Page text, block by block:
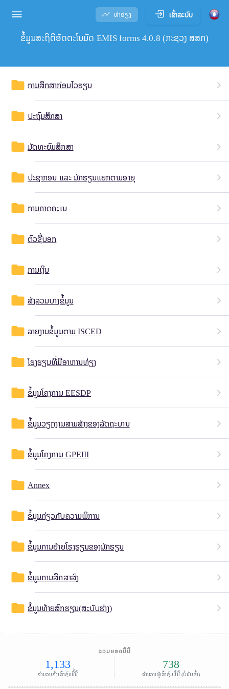
ຂໍ້ມູນສະຖິຕິອັດຕະໂນມັດ EMIS forms 4.0.8 (ກະຊວງ ສສກ)
ທ່າອ່ຽງ ເຂົ້າລະບົບ
folder ການສຶກສາກ່ອນໄວຮຽນ
folder ປະຖົມສຶກສາ
folder ມັດທະຍົມສຶກສາ
folder ປະຊາກອນ ແລະ ນັກຮຽນແຍກຕາມອາຍຸ
folder ການຄາດຄະເນ
folder ຕົວຊີ້ບອກ
folder ການເງິນ
folder ສັງລວມບາງຂໍ້ມູນ
folder ລາຍງານຂໍ້ມູນຕາມ ISCED
folder ໂຮງຮຽນທີ່ມີອາຫານທ່ຽງ
folder ຂໍ້ມູນໂຄງການ EESDP
folder ຂໍ້ມູນວຽກງານສາມສ້າງຂອງລັດຖະບານ
folder ຂໍ້ມູນໂຄງການ GPEIII
folder Annex
folder ຂໍ້ມູນກ່ຽວກັບຄວາມພິການ
folder ຂໍ້ມູນການຍ້າຍໂຮງຮຽນຂອງນັກຮຽນ
folder ຂໍ້ມູນການສຶກສາສົງ
folder ຂໍໍ້ມູນທ້າຍສົກຮຽນ(ສະບັບຮ່າງ)
ລວມຍອດມື້ນີ້
1,133
ຈຳນວນຄັ້ງເຂົ້າຊົມມື້້ນີ້
738
ຈຳນວນຜູ້ເຂົ້າຊົມມື້ນີ້ (ບໍ່ນັບຊໍ້າ)